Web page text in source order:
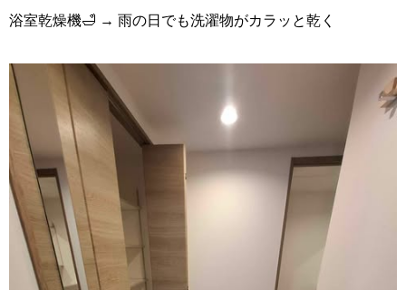
浴室乾燥機🛁 → 雨の日でも洗濯物がカラッと乾く